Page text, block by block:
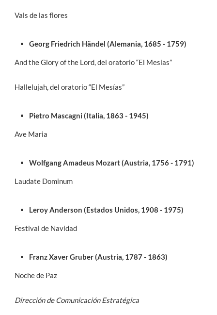
Vals de las flores
Georg Friedrich Händel (Alemania, 1685 - 1759)
And the Glory of the Lord, del oratorio “El Mesías”
Hallelujah, del oratorio “El Mesías”
Pietro Mascagni (Italia, 1863 - 1945)
Ave Maria
Wolfgang Amadeus Mozart (Austria, 1756 - 1791)
Laudate Dominum
Leroy Anderson (Estados Unidos, 1908 - 1975)
Festival de Navidad
Franz Xaver Gruber (Austria, 1787 - 1863)
Noche de Paz
Dirección de Comunicación Estratégica